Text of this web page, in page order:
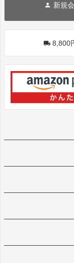
新規
8,800